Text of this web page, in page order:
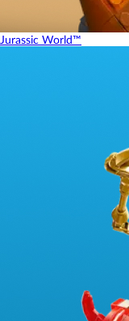
Jurassic World™